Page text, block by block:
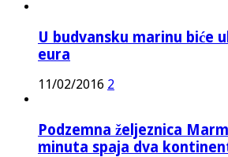
U budvansku marinu biće
eura
11/02/2016 2
Podzemna željeznica
minuta spaja dva